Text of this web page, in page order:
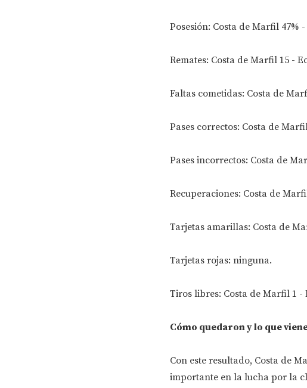
Posesión: Costa de Marfil 47%
Remates: Costa de Marfil 15 -
Faltas cometidas: Costa de
Pases correctos: Costa de
Pases incorrectos: Costa de
Recuperaciones: Costa de
Tarjetas amarillas: Costa de
Tarjetas rojas: ninguna.
Tiros libres: Costa de Marfil 1 -
Cómo quedaron y lo que
Con este resultado, Costa de
importante en la lucha por la